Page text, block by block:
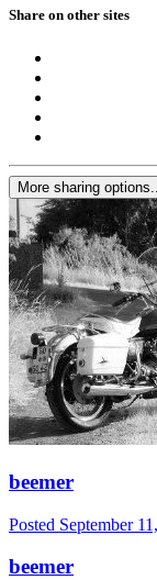
Share on other sites
More sharing
beemer
Posted September
beemer